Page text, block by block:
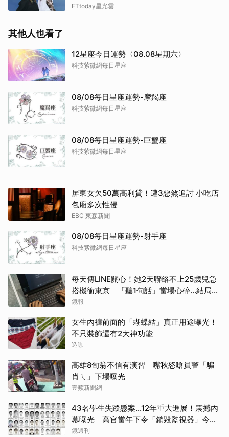
ETtoday星光雲
其他人也看了
12星座今日運勢〈08.08星期六〉
科技紫微網每日星座
08/08每日星座運勢-摩羯座
科技紫微網每日星座
08/08每日星座運勢-巨蟹座
科技紫微網每日星座
屏東女欠50萬高利貸！遭3惡煞追討 小吃店
包廂多次性侵
EBC 東森新聞
08/08每日星座運勢-射手座
科技紫微網每日星座
每天傳LINE關心！她2天聯絡不上25歲兒急
搭機衝東京 「聽1句話」當場心碎...結局看
哭網
鏡報
女生內褲前面的「蝴蝶結」真正用途曝光！
不只裝飾還有2大神功能
造咖
高雄8旬翁不信有演習 嘴秋怒嗆員警「騙
肖ㄟ」下場曝光
壹蘋新聞網
43名學生失蹤懸案...12年重大進展！震撼內
幕曝光 高官當年下令「銷毀監視器」今遭
逮
鏡週刊